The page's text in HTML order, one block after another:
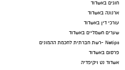
חוגים באשדוד
ארנונה באשדוד
עורכי דין באשדוד
שערים חשמליים באשדוד
Netips -רשת חברתית לחכמת ההמונים
פרסום באשדוד
אשדוד נט ויקיפדיה